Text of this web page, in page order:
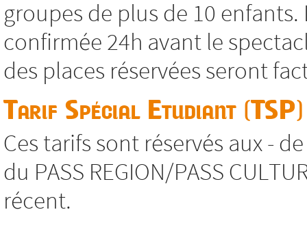
groupes de plus de 10
confirmée 24h avant le
des places réservées seront
Tarif Spécial Etudiant (TSP)
Ces tarifs sont réservés aux -
du PASS REGION/PASS
récent.